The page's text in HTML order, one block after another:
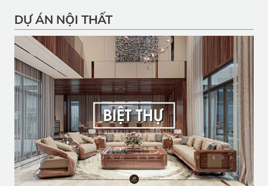
DỰ ÁN NỘI THẤT